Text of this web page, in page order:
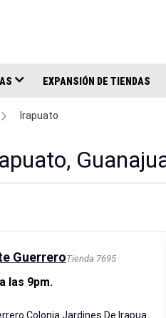
EXPANSIÓN DE TIENDAS
Irapuato
GuerreroTienda 7695
las 9pm.